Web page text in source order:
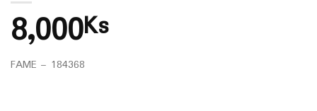
8,000Ks
FAME – 184368